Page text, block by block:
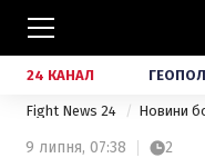
24 КАНАЛ
Fight News 24 Новини
9 липня, 07:38 2